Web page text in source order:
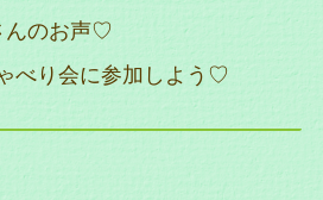
んのお声♡
べり会に参加しよう♡